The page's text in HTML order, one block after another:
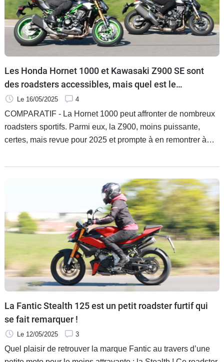
Les Honda Hornet 1000 et Kawasaki Z900 SE sont
des roadsters accessibles, mais quel est le
meilleur ?
Le 16/05/2025 4
COMPARATIF - La Hornet 1000 peut affronter de nombreux
roadsters sportifs. Parmi eux, la Z900, moins puissante,
certes, mais revue pour 2025 et prompte à en remontrer à
sellers ?
La Fantic Stealth 125 est un petit roadster furtif qui
se fait remarquer !
Le 12/05/2025 3
Quel plaisir de retrouver la marque Fantic au travers d’une